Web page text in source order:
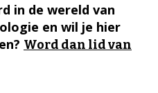
in de wereld van
en wil je hier
Word dan lid van